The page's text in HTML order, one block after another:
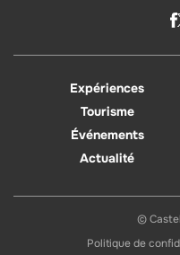
Expériences
Tourisme
Événements
Actualité
©
Politique de